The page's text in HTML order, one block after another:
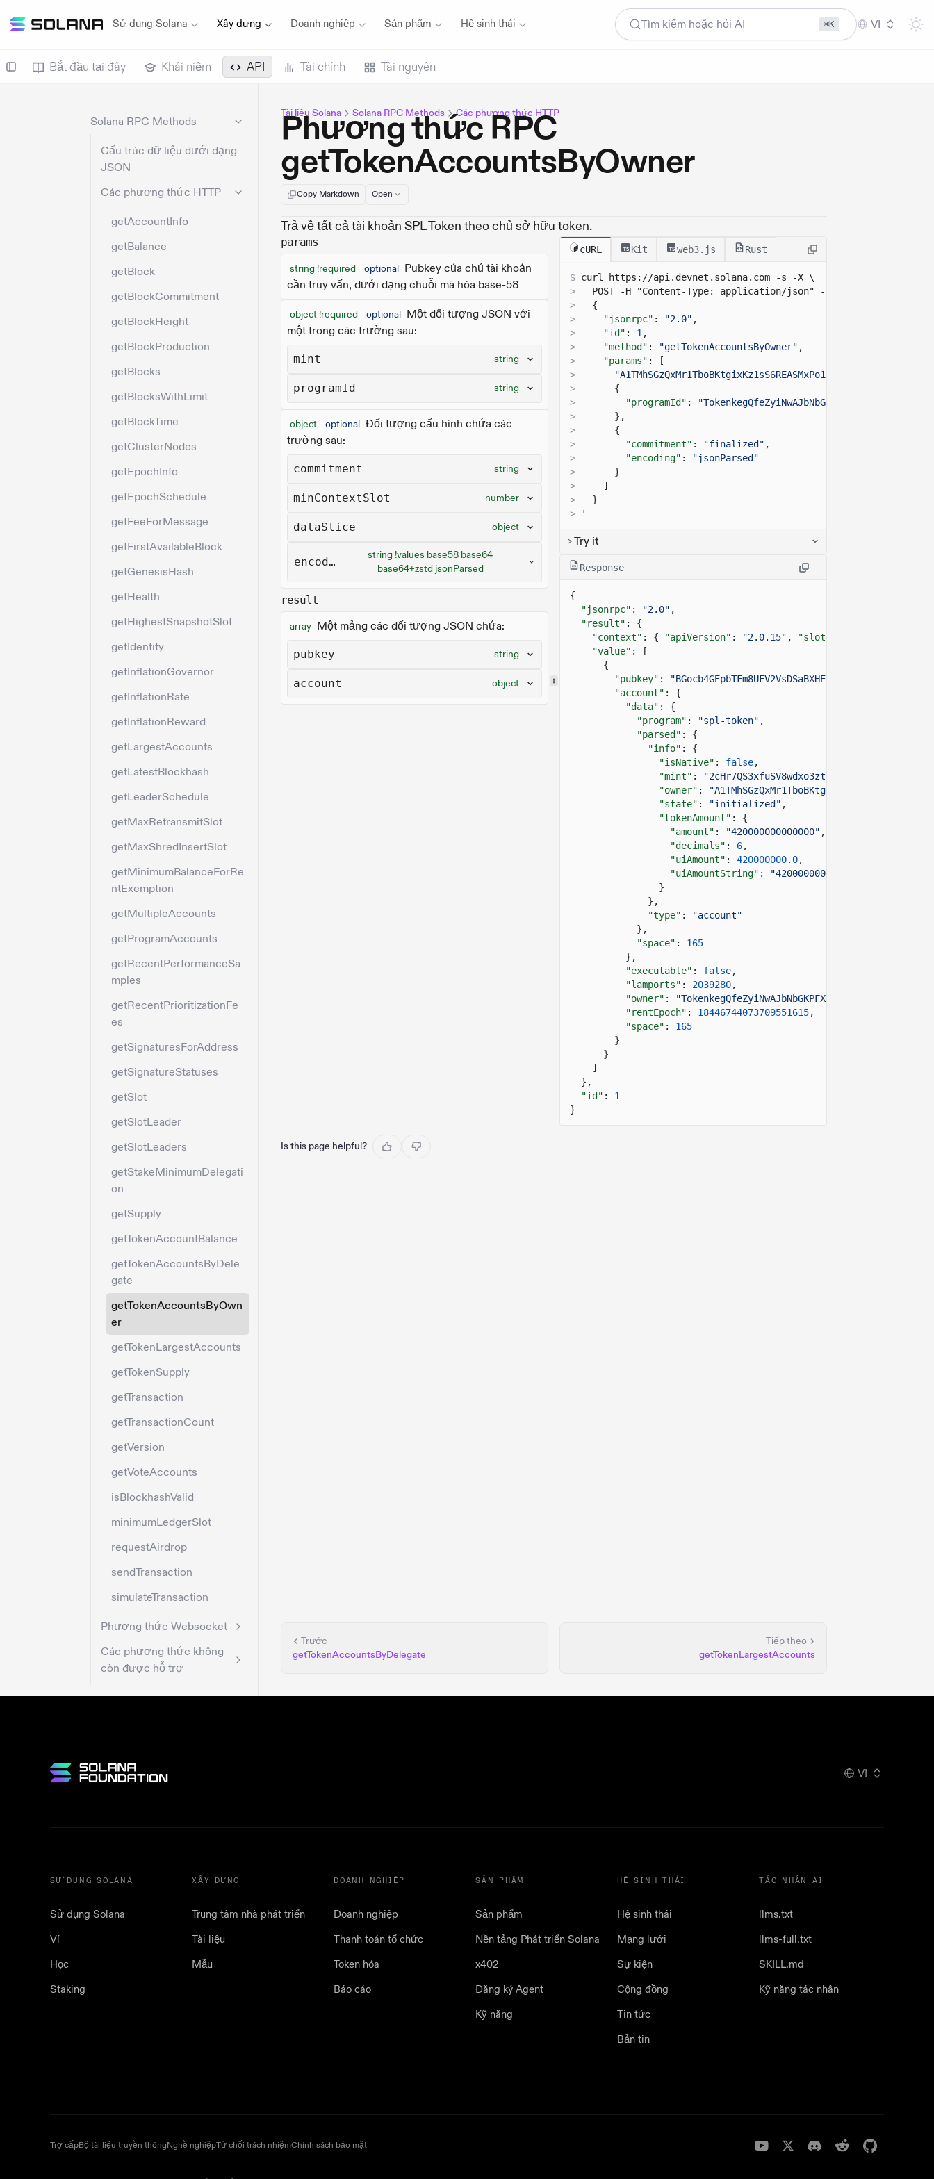
Sử dụng Solana Xây dựng Doanh nghiệp Sản phẩm Hệ sinh thái Tìm kiếm hoặc hỏi AI ⌘K VI
Bắt đầu tại đây Khái niệm API Tài chính Tài nguyên
Solana RPC Methods
Cấu trúc dữ liệu dưới dạng
JSON
Các phương thức HTTP
getAccountInfo
getBalance
getBlock
getBlockCommitment
getBlockHeight
getBlockProduction
getBlocks
getBlocksWithLimit
getBlockTime
getClusterNodes
getEpochInfo
getEpochSchedule
getFeeForMessage
getFirstAvailableBlock
getGenesisHash
getHealth
getHighestSnapshotSlot
getIdentity
getInflationGovernor
getInflationRate
getInflationReward
getLargestAccounts
getLatestBlockhash
getLeaderSchedule
getMaxRetransmitSlot
getMaxShredInsertSlot
getMinimumBalanceForRe
ntExemption
getMultipleAccounts
getProgramAccounts
getRecentPerformanceSa
mples
getRecentPrioritizationFe
es
getSignaturesForAddress
getSignatureStatuses
getSlot
getSlotLeader
getSlotLeaders
getStakeMinimumDelegati
on
getSupply
getTokenAccountBalance
getTokenAccountsByDele
gate
getTokenAccountsByOwn
er
getTokenLargestAccounts
getTokenSupply
getTransaction
getTransactionCount
getVersion
getVoteAccounts
isBlockhashValid
minimumLedgerSlot
requestAirdrop
sendTransaction
simulateTransaction
Phương thức Websocket
Các phương thức không
còn được hỗ trợ
Tài liệu Solana Solana RPC Methods Các phương thức HTTP
Phương thức RPC
getTokenAccountsByOwner
Copy Markdown Open
Trả về tất cả tài khoản SPL Token theo chủ sở hữu token.
params
string !required optional Pubkey của chủ tài khoản
cần truy vấn, dưới dạng chuỗi mã hóa base-58
object !required optional Một đối tượng JSON với
một trong các trường sau:
mint string
programId string
object optional Đối tượng cấu hình chứa các
trường sau:
commitment string
minContextSlot number
dataSlice object
encoding
string !values base58 base64
base64+zstd jsonParsed
result
array Một mảng các đối tượng JSON chứa:
pubkey string
account object
cURL Kit web3.js Rust
$ curl https://api.devnet.solana.com -s -X \
>
  POST -H "Content-Type: application/json" -d '
>
{
>
"jsonrpc" : "2.0" ,
>
"id" : 1,
>
"method" : "getTokenAccountsByOwner" ,
>
"params" : [
>
"A1TMhSGzQxMr1TboBKtgixKz1sS6REASMxPo1qsyTSJd"
>
{
>
"programId" :
>
},
>
{
>
"commitment" : "finalized" ,
>
"encoding" :
"jsonParsed"
>
}
>
]
>
}
>
'
Try it
Response
{
"jsonrpc" : "2.0" ,
"result" : {
"context" : { "apiVersion" : "2.0.15" , "slot"
"value" : [
{
"pubkey" : "BGocb4GEpbTFm8UFV2VsDSaBXHELPfAXrvd4vtt8QWrA"
"account" : {
"data" : {
"program" : "spl-token" ,
"parsed" : {
"info" : {
"isNative" : false,
"mint" :
"owner" :
"state" : "initialized" ,
"tokenAmount" : {
"amount" : "420000000000000" ,
"decimals" : 6,
"uiAmount" : 420000000.0,
"uiAmountString" :
"420000000"
}
},
"type" :
"account"
},
"space" :
165
},
"executable" : false,
"lamports" : 2039280,
"owner" : "TokenkegQfeZyiNwAJbNbGKPFXCWuBvf9Ss623VQ5DA"
"rentEpoch" : 18446744073709551615,
"space" :
165
}
}
]
},
"id" :
1
}
Is this page helpful?
Trước
getTokenAccountsByDelegate
Tiếp theo
getTokenLargestAccounts
VI
SỬ DỤNG SOLANA
Sử dụng Solana
Ví
Học
Staking
XÂY DỰNG
Trung tâm nhà phát triển
Tài liệu
Mẫu
DOANH NGHIỆP
Doanh nghiệp
Thanh toán tổ chức
Token hóa
Báo cáo
SẢN PHẨM
Sản phẩm
Nền tảng Phát triển Solana
x402
Đăng ký Agent
Kỹ năng
HỆ SINH THÁI
Hệ sinh thái
Mạng lưới
Sự kiện
Cộng đồng
Tin tức
Bản tin
TÁC NHÂN AI
llms.txt
llms-full.txt
SKILL.md
Kỹ năng tác nhân
Trợ cấpBộ tài liệu truyền thôngNghề nghiệpTừ chối trách nhiệmChính sách bảo mật